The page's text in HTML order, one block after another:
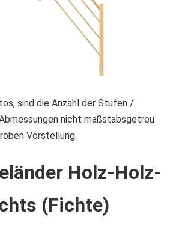
sind die Anzahl der Stufen /
nicht maßstabsgetreu
Vorstellung.
Holz-Holz-
(Fichte)